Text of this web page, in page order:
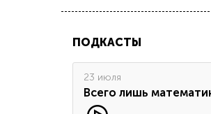
ПОДКАСТЫ
23 июля
Всего лишь